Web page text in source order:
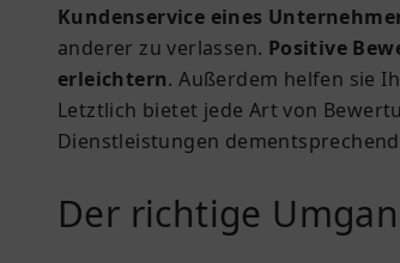
Kundenservice eines
anderer zu verlassen. Positive
erleichtern. Außerdem helfen sie
Letztlich bietet jede Art von
Dienstleistungen
Der richtige